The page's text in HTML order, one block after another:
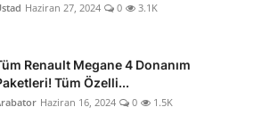
Haziran 27, 2024 0 3.1K
Renault Megane 4 Donanım
Tüm Özelli...
Haziran 16, 2024 0 1.5K